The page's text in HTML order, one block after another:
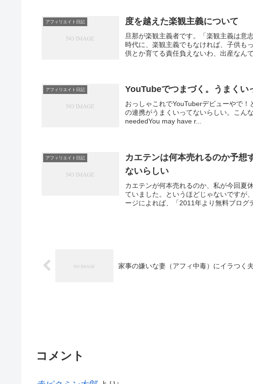
アフィリエイト日記 度を越えた楽観主義について
旦那が楽観主義者です。「楽観主義は意
時代に、楽観主義でもなければ、子供も
供とか育てる責任負えないわ、出産なん
アフィリエイト日記 YouTubeでつまづく。うまくい
おっしゃこれでYouTuberデビューやで
の連携がうまくいってないらしい。こん
neededYou may have r...
アフィリエイト日記
カエテンは何本売れるのか予想
ないらしい
カエテンが何本売れるのか、私が今回夏
ていました。というほどじゃないですが
ージによれば、「2011年より無料ブログ
家事の嫌いな妻（アフィ中毒）にイラつく
コメント